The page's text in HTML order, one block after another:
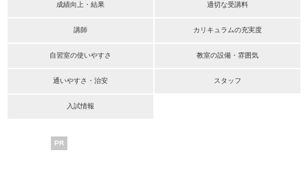
成績向上・結果 適切な受講料
講師 カリキュラムの充実度
自習室の使いやすさ 教室の設備・雰囲気
通いやすさ・治安 スタッフ
入試情報
PR